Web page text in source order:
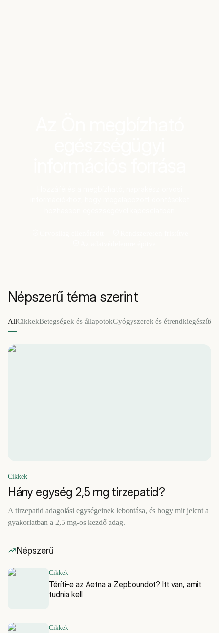
Népszerű téma szerint
AllCikkekBetegségek és állapotokGyógyszerek és étrendkiegészítők
Cikkek
Hány egység 2,5 mg tirzepatid?
A tirzepatid adagolási egységeinek lebontása, és hogy mit jelent a
gyakorlatban a 2,5 mg-os kezdő adag.
Népszerű
Cikkek
Téríti-e az Aetna a Zepboundot? Itt van, amit
tudnia kell
Cikkek